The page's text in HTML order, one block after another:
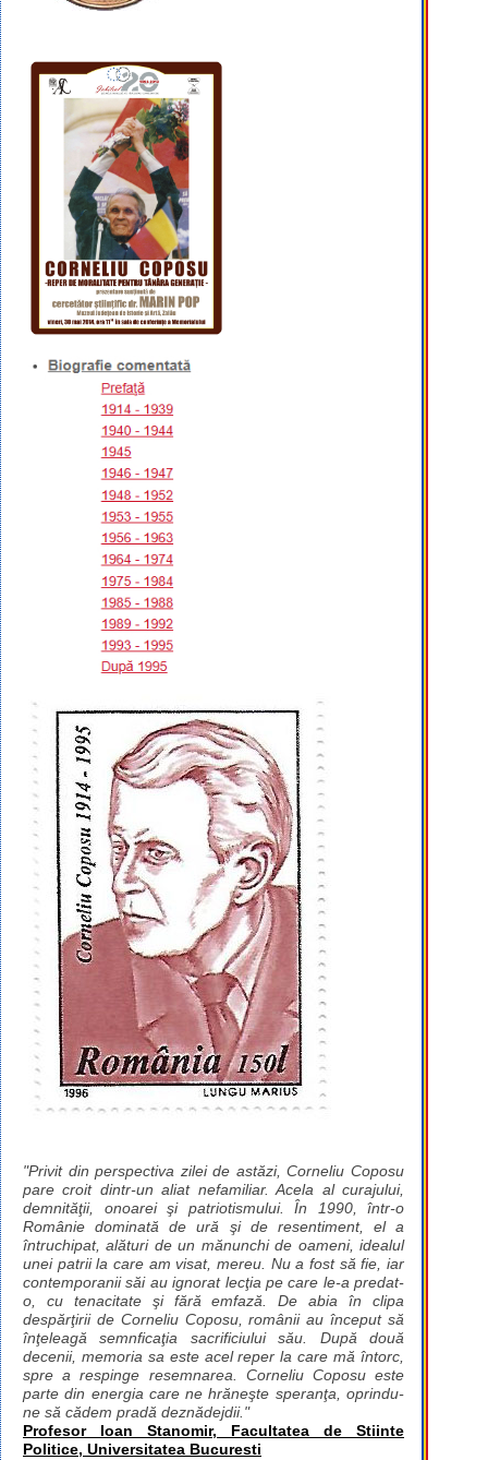
"Privit din perspectiva zilei de astăzi, Corneliu Coposu
pare croit dintr-un aliat nefamiliar. Acela al curajului,
demnităţii, onoarei şi patriotismului. În 1990, într-o
Românie dominată de ură şi de resentiment, el a
întruchipat, alături de un mănunchi de oameni, idealul
unei patrii la care am visat, mereu. Nu a fost să fie, iar
contemporanii săi au ignorat lecţia pe care le-a predat-
o, cu tenacitate şi fără emfază. De abia în clipa
despărţirii de Corneliu Coposu, românii au început să
înţeleagă semnficaţia sacrificiului său. După două
decenii, memoria sa este acel reper la care mă întorc,
spre a respinge resemnarea. Corneliu Coposu este
parte din energia care ne hrăneşte speranţa, oprindu-
ne să cădem pradă deznădejdii."
Profesor Ioan Stanomir, Facultatea de Stiinte
Politice, Universitatea Bucuresti